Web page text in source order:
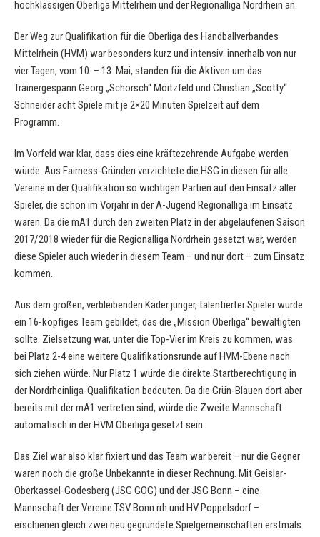
hochklassigen Oberliga Mittelrhein und der Regionalliga Nordrhein an.
Der Weg zur Qualifikation für die Oberliga des Handballverbandes
Mittelrhein (HVM) war besonders kurz und intensiv: innerhalb von nur
vier Tagen, vom 10. – 13. Mai, standen für die Aktiven um das
Trainergespann Georg „Schorsch“ Moitzfeld und Christian „Scotty“
Schneider acht Spiele mit je 2×20 Minuten Spielzeit auf dem
Programm.
Im Vorfeld war klar, dass dies eine kräftezehrende Aufgabe werden
würde. Aus Fairness-Gründen verzichtete die HSG in diesen für alle
Vereine in der Qualifikation so wichtigen Partien auf den Einsatz aller
Spieler, die schon im Vorjahr in der A-Jugend Regionalliga im Einsatz
waren. Da die mA1 durch den zweiten Platz in der abgelaufenen Saison
2017/2018 wieder für die Regionalliga Nordrhein gesetzt war, werden
diese Spieler auch wieder in diesem Team – und nur dort – zum Einsatz
kommen.
Aus dem großen, verbleibenden Kader junger, talentierter Spieler wurde
ein 16-köpfiges Team gebildet, das die „Mission Oberliga“ bewältigten
sollte. Zielsetzung war, unter die Top-Vier im Kreis zu kommen, was
bei Platz 2-4 eine weitere Qualifikationsrunde auf HVM-Ebene nach
sich ziehen würde. Nur Platz 1 würde die direkte Startberechtigung in
der Nordrheinliga-Qualifikation bedeuten. Da die Grün-Blauen dort aber
bereits mit der mA1 vertreten sind, würde die Zweite Mannschaft
automatisch in der HVM Oberliga gesetzt sein.
Das Ziel war also klar fixiert und das Team war bereit – nur die Gegner
waren noch die große Unbekannte in dieser Rechnung. Mit Geislar-
Oberkassel-Godesberg (JSG GOG) und der JSG Bonn – eine
Mannschaft der Vereine TSV Bonn rrh und HV Poppelsdorf –
erschienen gleich zwei neu gegründete Spielgemeinschaften erstmals